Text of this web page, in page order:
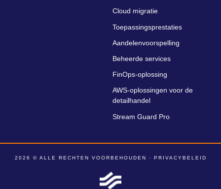
Cloud migratie
Toepassingsprestaties
Aandelenvoorspelling
Beheerde services
FinOps-oplossing
AWS-oplossingen voor de
detailhandel
Stream Guard Pro
2026 © ALLE RECHTEN VOORBEHOUDEN · PRIVACYBELEID